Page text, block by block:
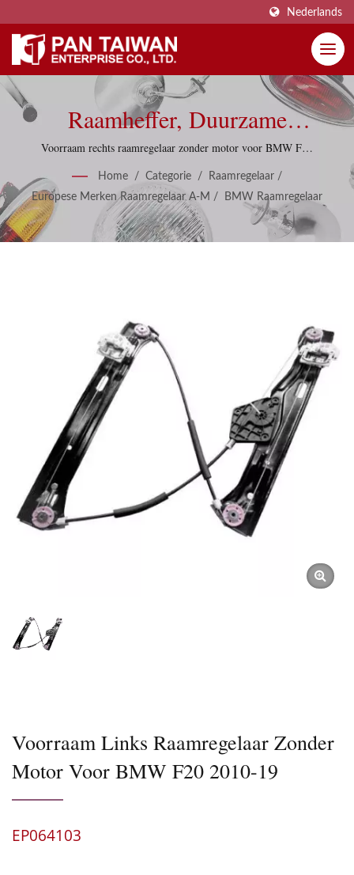
Nederlands
Raamheffer, Duurzame
Raamregelaars Voor
Wereldwijde Automarkten
Voorraam rechts raamregelaar zonder motor voor BMW F20
Home / Categorie / Raamregelaar /
Europese Merken Raamregelaar A-M / BMW Raamregelaar
Voorraam Links Raamregelaar Zonder
Motor Voor BMW F20 2010-19
EP064103